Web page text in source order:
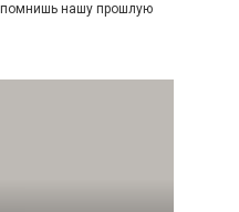
помнишь нашу прошлую